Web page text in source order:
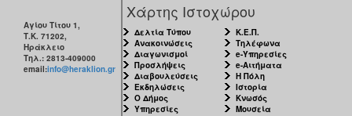
Αγίου Τίτου 1,
Τ.Κ. 71202,
Ηράκλειο
Τηλ.: 2813-409000
email:info@heraklion.gr
Χάρτης Ιστοχώρου
Δελτία Τύπου
Ανακοινώσεις
Διαγωνισμοί
Προσλήψεις
Διαβουλεύσεις
Εκδηλώσεις
Ο Δήμος
Υπηρεσίες
Κ.Ε.Π.
Τηλέφωνα
e-Υπηρεσίες
e-Αιτήματα
Η Πόλη
Ιστορία
Κνωσός
Μουσεία